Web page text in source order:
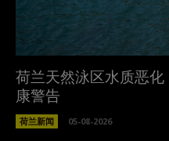
荷兰天然泳区水质恶
康警告
荷兰新闻 05-08-2026